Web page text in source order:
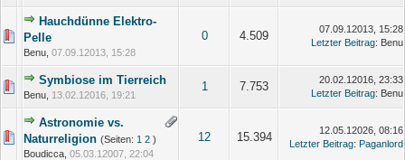
Hauchdünne Elektro-
Pelle
Benu, 07.09.12013, 15:28
0 4.509
07.09.12013, 15:28
Letzter Beitrag: Benu
Symbiose im Tierreich
Benu, 13.02.12016, 19:21
1 7.753
20.02.12016, 23:33
Letzter Beitrag: Benu
Astronomie vs.
Naturreligion (Seiten: 1 2 )
Boudicca, 05.03.12007, 22:04
12 15.394
12.05.12026, 08:16
Letzter Beitrag: Paganlord